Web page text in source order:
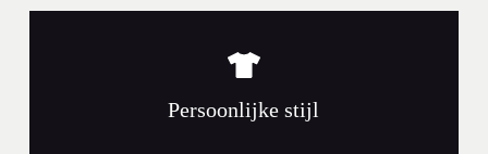
Persoonlijke stijl